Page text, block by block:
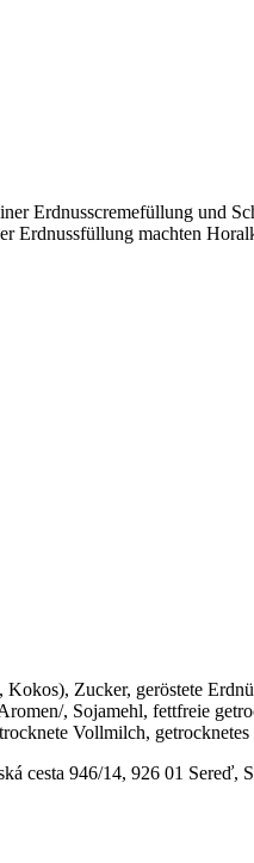
Erdnusscremefüllung und
Erdnussfüllung machten
Zucker, geröstete
, Sojamehl, fettfreie
Vollmilch,
cesta 946/14, 926 01 Sereď,